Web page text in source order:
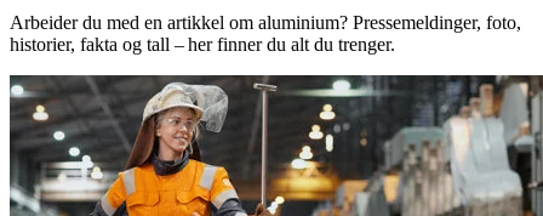
Arbeider du med en artikkel om aluminium? Pressemeldinger, foto,
historier, fakta og tall – her finner du alt du trenger.